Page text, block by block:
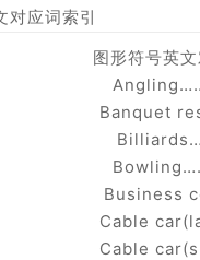
对应词索引
图形符
Banquet
Business
Cable
Cable